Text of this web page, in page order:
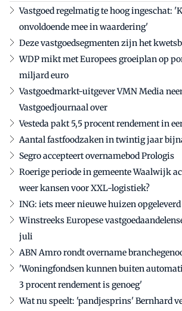
Vastgoed regelmatig te hoog ingeschat:
onvoldoende mee in waardering'
Deze vastgoedsegmenten zijn het
WDP mikt met Europees groeiplan op
miljard euro
Vastgoedmarkt-uitgever VMN Media
Vastgoedjournaal over
Vesteda pakt 5,5 procent rendement in
Aantal fastfoodzaken in twintig jaar
Segro accepteert overnamebod Prologis
Roerige periode in gemeente Waalwijk
weer kansen voor XXL-logistiek?
ING: iets meer nieuwe huizen
Winstreeks Europese
juli
ABN Amro rondt overname
'Woningfondsen kunnen buiten
3 procent rendement is genoeg'
Wat nu speelt: 'pandjesprins' Bernhard